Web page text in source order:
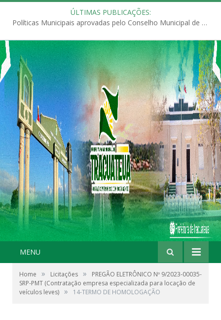
ÚLTIMAS PUBLICAÇÕES:
Políticas Municipais aprovadas pelo Conselho Municipal de Educação (CME)
MENU
Home » Licitações »
PREGÃO ELETRÔNICO Nº 9/2023-00035-
SRP-PMT (Contratação empresa especializada para locação de
veículos leves) » 14-TERMO DE HOMOLOGAÇÃO